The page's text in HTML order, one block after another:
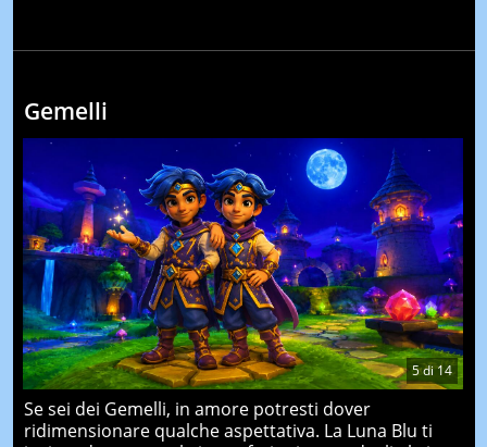
Gemelli
5di14
Se sei dei Gemelli, in amore potresti dover
ridimensionare qualche aspettativa. La Luna Blu ti